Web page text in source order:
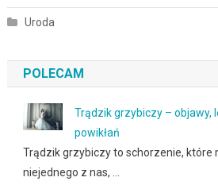
Uroda
POLECAM
Trądzik grzybiczy – objawy,
powikłań
Trądzik grzybiczy to schorzenie, które
niejednego z nas, …